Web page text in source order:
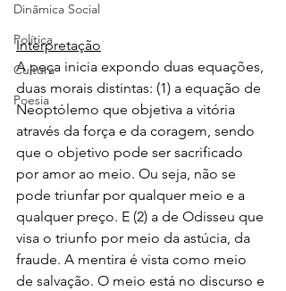
Dinâmica Social
Política
Cultura
Poesia
Interpretação
A peça inicia expondo duas equações,
duas morais distintas: (1) a equação de
Neoptólemo que objetiva a vitória
através da força e da coragem, sendo
que o objetivo pode ser sacrificado
por amor ao meio. Ou seja, não se
pode triunfar por qualquer meio e a
qualquer preço. E (2) a de Odisseu que
visa o triunfo por meio da astúcia, da
fraude. A mentira é vista como meio
de salvação. O meio está no discurso e